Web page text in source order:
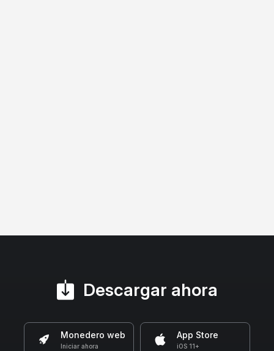
Descargar ahora
Monedero web
Iniciar ahora
App Store
iOS 11+